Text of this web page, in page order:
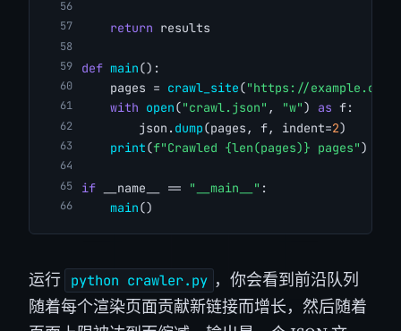
return results
def main():
    pages =
crawl_site("https://example.com/
with open("crawl.json" , "w") as f:
        json.
dump(pages, f, indent=2)
print(f"Crawled {len(pages)} pages")
if __name__ == "__main__" :
main()
运行 python crawler.py ，你会看到前沿队列
随着每个渲染页面贡献新链接而增长，然后随着